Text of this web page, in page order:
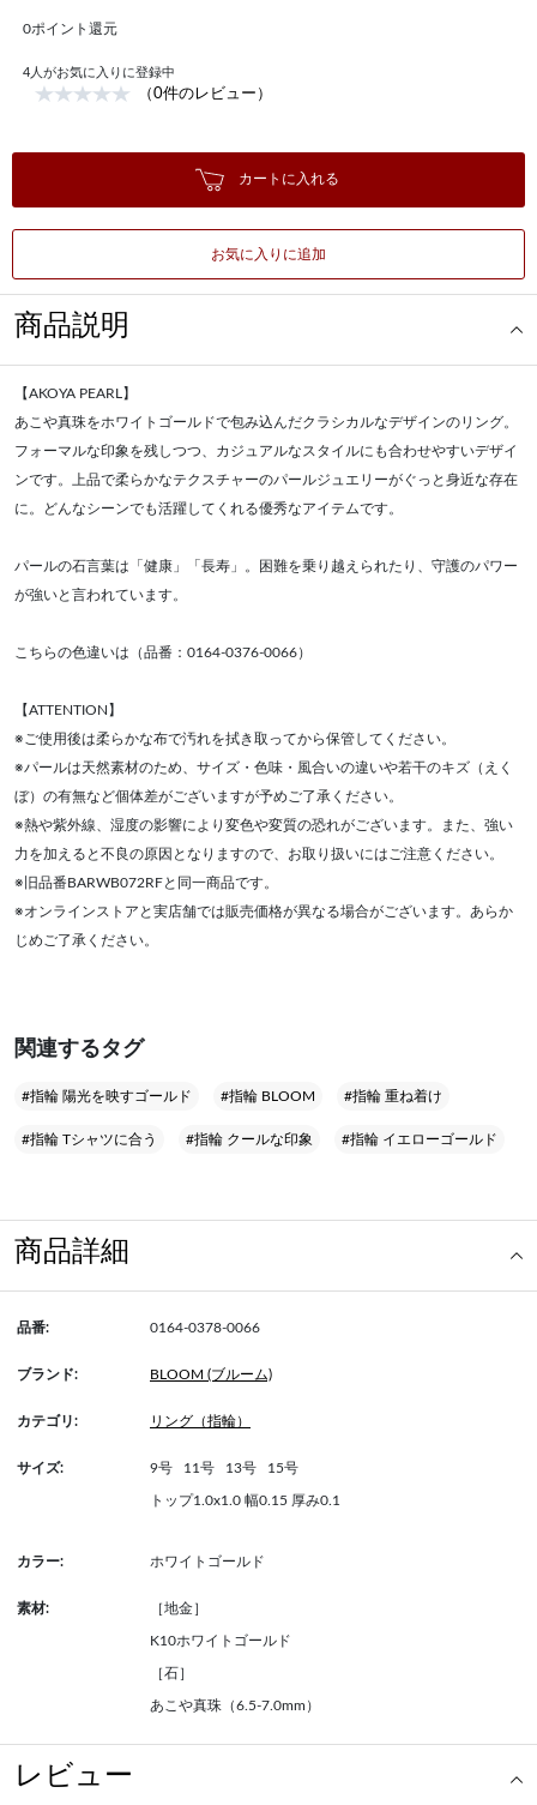
0ポイント還元
4 人がお気に入りに登録中
（0件のレビュー）
カートに入れる
お気に入りに追加
商品説明
【AKOYA PEARL】
あこや真珠をホワイトゴールドで包み込んだクラシカルなデザインのリング。
フォーマルな印象を残しつつ、カジュアルなスタイルにも合わせやすいデザイ
ンです。上品で柔らかなテクスチャーのパールジュエリーがぐっと身近な存在
に。どんなシーンでも活躍してくれる優秀なアイテムです。
パールの石言葉は「健康」「長寿」。困難を乗り越えられたり、守護のパワー
が強いと言われています。
こちらの色違いは（品番：0164-0376-0066）
【ATTENTION】
※ご使用後は柔らかな布で汚れを拭き取ってから保管してください。
※パールは天然素材のため、サイズ・色味・風合いの違いや若干のキズ（えく
ぼ）の有無など個体差がございますが予めご了承ください。
※熱や紫外線、湿度の影響により変色や変質の恐れがございます。また、強い
力を加えると不良の原因となりますので、お取り扱いにはご注意ください。
※旧品番BARWB072RFと同一商品です。
※オンラインストアと実店舗では販売価格が異なる場合がございます。あらか
じめご了承ください。
関連するタグ
#指輪 陽光を映すゴールド #指輪 BLOOM #指輪 重ね着け
#指輪 Tシャツに合う #指輪 クールな印象 #指輪 イエローゴールド
商品詳細
品番: 0164-0378-0066
ブランド: BLOOM (ブルーム)
カテゴリ: リング（指輪）
サイズ: 9号 11号 13号 15号
トップ1.0x1.0 幅0.15 厚み0.1
カラー: ホワイトゴールド
素材: ［地金］
K10ホワイトゴールド
［石］
あこや真珠（6.5-7.0mm）
レビュー